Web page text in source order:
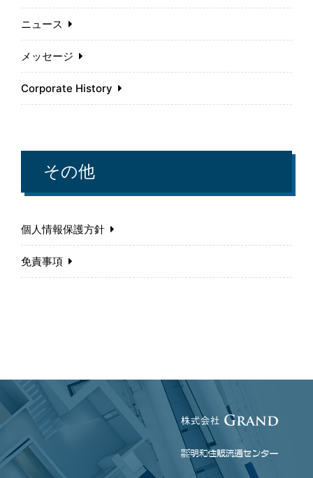
ニュース
メッセージ
Corporate History
その他
個人情報保護方針
免責事項